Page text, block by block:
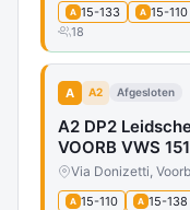
A 15-133 A 15-110
18
A A2 Afgesloten
A2 DP2
VOORB VWS
Via Donizetti,
A 15-110 A 15-138